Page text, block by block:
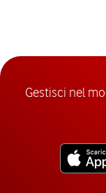
Gestisci nel